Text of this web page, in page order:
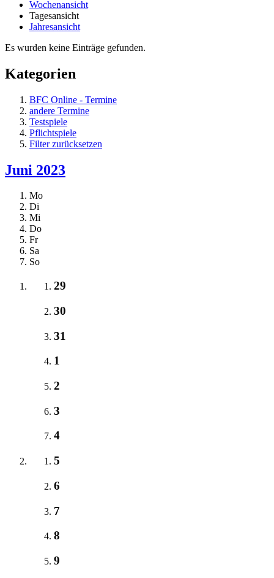
Wochenansicht
Tagesansicht
Jahresansicht
Es wurden keine Einträge gefunden.
Kategorien
BFC Online - Termine
andere Termine
Testspiele
Pflichtspiele
Filter zurücksetzen
Juni 2023
Mo
Di
Mi
Do
Fr
Sa
So
29
30
31
1
2
3
4
5
6
7
8
9